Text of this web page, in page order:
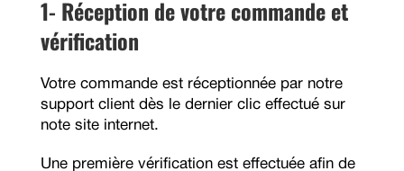
1- Réception de votre commande et
vérification
Votre commande est réceptionnée par notre
support client dès le dernier clic effectué sur
note site internet.
Une première vérification est effectuée afin de